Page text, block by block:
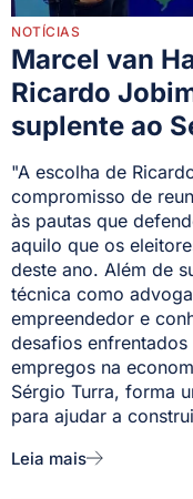
NOTÍCIAS
Marcel van
Ricardo
suplente ao
"A escolha de
compromisso de
às pautas que
aquilo que os
deste ano. Além de
técnica como
empreendedor e
desafios
empregos na
Sérgio Turra, forma
para ajudar a
Leia mais